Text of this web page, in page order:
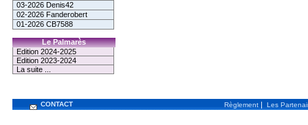
03-2026 Denis42
02-2026 Fanderobert
01-2026 CB7588
Le Palmarès
Edition 2024-2025
Edition 2023-2024
La suite ...
CONTACT Règlement | Les